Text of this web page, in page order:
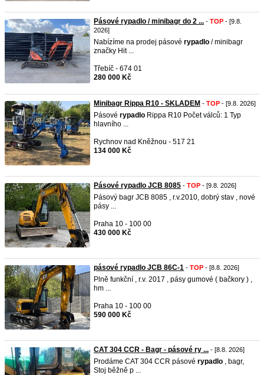
Pásové rypadlo / minibagr do 2 ... - TOP - [9.8.
2026]
Nabízíme na prodej pásové rypadlo / minibagr
značky Hit ...
Třebíč - 674 01
280 000 Kč
Minibagr Rippa R10 - SKLADEM - TOP - [9.8. 2026]
Pásové rypadlo Rippa R10 Počet válců: 1 Typ
hlavního ...
Rychnov nad Kněžnou - 517 21
134 000 Kč
Pásové rypadlo JCB 8085 - TOP - [9.8. 2026]
Pásový bagr JCB 8085 , r.v.2010, dobrý stav , nové
pásy ...
Praha 10 - 100 00
430 000 Kč
pásové rypadlo JCB 86C-1 - TOP - [8.8. 2026]
Plně funkční , r.v. 2017 , pásy gumové ( bačkory ) ,
hm ...
Praha 10 - 100 00
590 000 Kč
CAT 304 CCR - Bagr - pásové ry ... - [8.8. 2026]
Prodáme CAT 304 CCR pásové rypadlo , bagr,
Stoj běžně p ...